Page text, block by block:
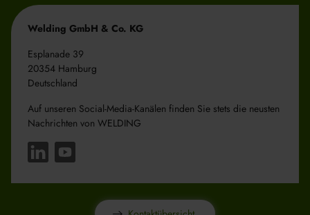
Welding GmbH & Co. KG
Esplanade 39
20354 Hamburg
Deutschland
Auf unseren Social-Media-Kanälen finden Sie stets die neusten
Nachrichten von WELDING